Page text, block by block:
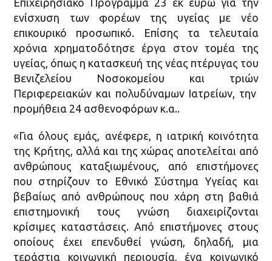
ενίσχυση των φορέων της υγείας με νέο
επικουρικό προσωπικό. Επίσης τα τελευταία
χρόνια χρηματοδότησε έργα στον τομέα της
υγείας, όπως η κατασκευή της νέας πτέρυγας του
Βενιζελείου Νοσοκομείου και τριών
Περιφερειακών και πολυδύναμων Ιατρείων, την
προμήθεια 24 ασθενοφόρων κ.α..
«Για όλους εμάς, ανέφερε, η ιατρική κοινότητα
της Κρήτης, αλλά και της χώρας αποτελείται από
ανθρώπους καταξιωμένους, από επιστήμονες
που στηρίζουν το Εθνικό Σύστημα Υγείας και
βεβαίως από ανθρώπους που χάρη στη βαθιά
επιστημονική τους γνώση διαχειρίζονται
κρίσιμες καταστάσεις. Από επιστήμονες στους
οποίους έχει επενδυθεί γνώση, δηλαδή, μια
τεράστια κοινωνική περιουσία, ένα κοινωνικό